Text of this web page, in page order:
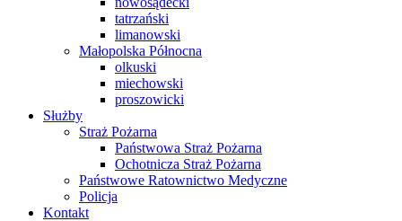
tatrzański
limanowski
Małopolska Północna
olkuski
miechowski
proszowicki
Służby
Straż Pożarna
Państwowa Straż Pożarna
Ochotnicza Straż Pożarna
Państwowe Ratownictwo Medyczne
Policja
Kontakt